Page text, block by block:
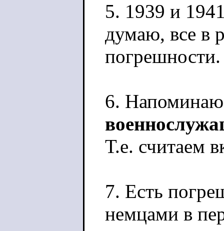
5. 1939 и
думаю, все в
погрешности.
6.
Т.е. считаем
7. Есть
немцами в